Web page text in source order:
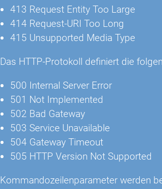
413 Request Entity Too Large
414 Request-URI Too Long
415 Unsupported Media Type
Das HTTP-Protokoll definiert die
500 Internal Server Error
501 Not Implemented
502 Bad Gateway
503 Service Unavailable
504 Gateway Timeout
505 HTTP Version Not Supported
Kommandozeilenparameter werden